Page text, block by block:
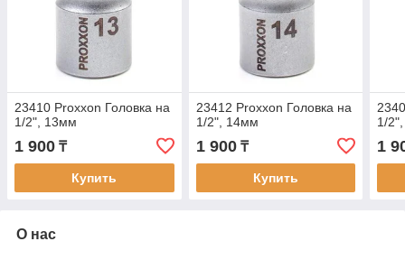
23410 Proxxon Головка на
1/2", 13мм
1 900 ₸
Купить
23412 Proxxon Головка на
1/2", 14мм
1 900₸
Купить
1/
1
О нас